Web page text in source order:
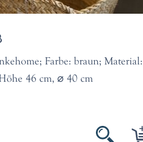
Farbe: braun; Material:
46 cm, ⌀ 40 cm